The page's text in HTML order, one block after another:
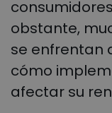
obstante,
se enfrentan
cómo
afectar su